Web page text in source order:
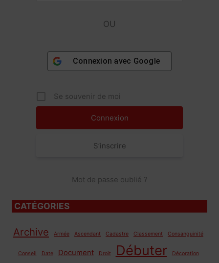
OU
Connexion avec Google
Se souvenir de moi
S’inscrire
Mot de passe oublié ?
CATÉGORIES
Archive Armée Ascendant Cadastre Classement Consanguinité
Conseil Date Document Droit Débuter Décoration